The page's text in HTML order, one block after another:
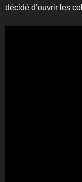
décidé d’ouvrir les